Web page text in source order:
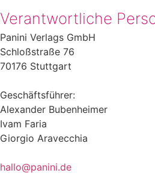
Verantwortliche
Panini Verlags GmbH​
Schloßstraße 76​
70176 Stuttgart
Geschäftsführer:
Alexander Bubenheimer
Ivam Faria
Giorgio Aravecchia
hallo@panini.de